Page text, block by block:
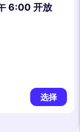
6:00 开放
选择